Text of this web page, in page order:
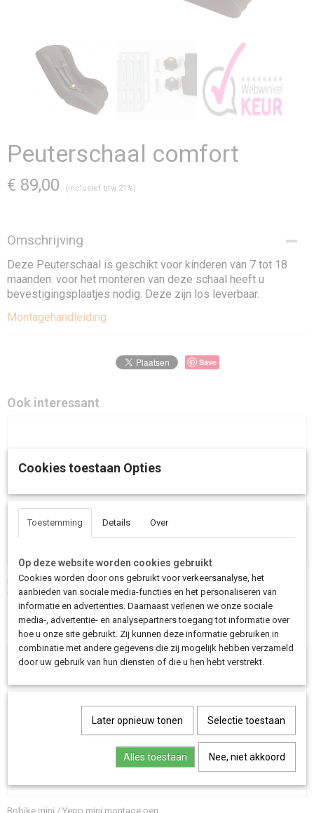
Peuterschaal comfort
€ 89,00 (inclusief btw 21%)
Omschrijving
Deze Peuterschaal is geschikt voor kinderen van 7 tot 18
maanden. voor het monteren van deze schaal heeft u
bevestigingsplaatjes nodig. Deze zijn los leverbaar.
Montagehandleiding
Save
Ook interessant
Bobikebeugel voor montage stoeltje op het bankje
€ 23,00
Bobike mini / Yepp mini montage pen.
Cookies toestaan Opties
Toestemming Details Over
Op deze website worden cookies gebruikt
Cookies worden door ons gebruikt voor verkeersanalyse, het
aanbieden van sociale media-functies en het personaliseren van
informatie en advertenties. Daarnaast verlenen we onze sociale
media-, advertentie- en analysepartners toegang tot informatie over
hoe u onze site gebruikt. Zij kunnen deze informatie gebruiken in
combinatie met andere gegevens die zij mogelijk hebben verzameld
door uw gebruik van hun diensten of die u hen hebt verstrekt.
Later opnieuw tonen Selectie toestaan
Alles toestaan Nee, niet akkoord